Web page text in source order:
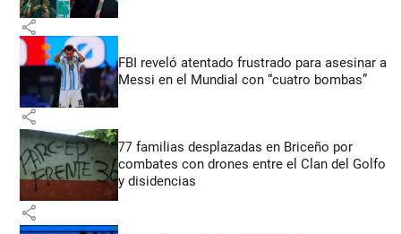
share
FBI reveló atentado frustrado para asesinar a
Messi en el Mundial con “cuatro bombas”
share
77 familias desplazadas en Briceño por
combates con drones entre el Clan del Golfo
y disidencias
share